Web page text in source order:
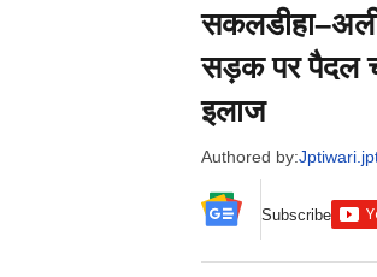
सड़क पर पैदल
इलाज
Authored by:
Subscribe